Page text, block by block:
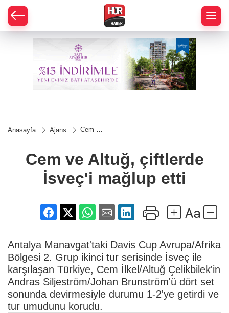
Anasayfa Ajans
Cem ve
İsveç'i
mağlup
Cem ve Altuğ, çiftlerde
İsveç'i mağlup etti
Antalya Manavgat'taki Davis Cup Avrupa/Afrika
Bölgesi 2. Grup ikinci tur serisinde İsveç ile
karşılaşan Türkiye, Cem İlkel/Altuğ Çelikbilek'in
Andras Siljeström/Johan Brunström'ü dört set
sonunda devirmesiyle durumu 1-2'ye getirdi ve
tur umudunu korudu.